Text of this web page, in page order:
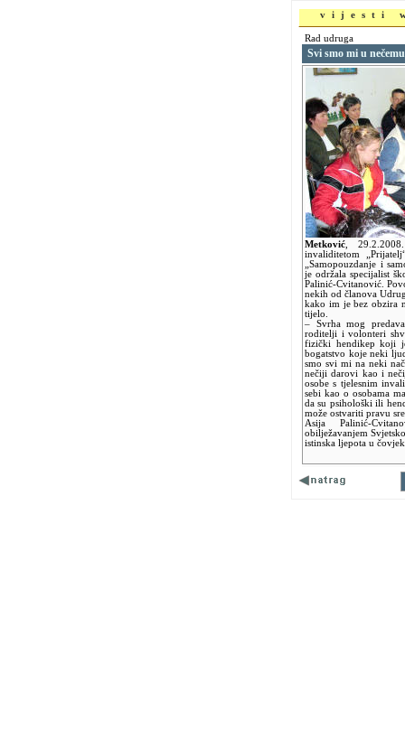
vijesti
Rad udruga
Svi smo mi u
Metković
invaliditetom
„Samopouzdanje i
je održala specijalist
Palinić-Cvitanović.
nekih od članova
kako im je bez obzira
tijelo.
– Svrha mog
roditelji i volonteri
fizički hendikep koji
bogatstvo koje neki
smo svi mi na neki
nečiji darovi kao i
osobe s tjelesnim
sebi kao o osobama
da su psihološki ili
može ostvariti pravu
Asija Palinić-
obilježavanjem
istinska ljepota u